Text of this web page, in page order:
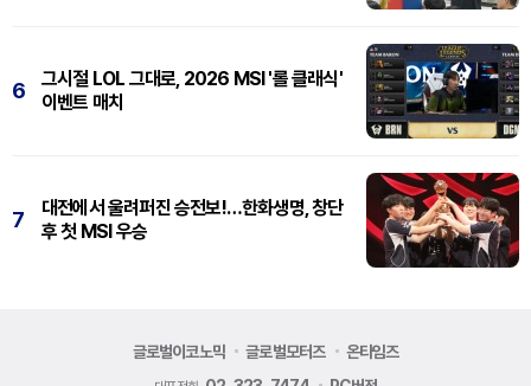
6
그시절 LOL 그대로, 2026 MSI '롤 클래식'
이벤트 매치
7
대전에서 울려퍼진 승전보!…한화생명, 창단
후 첫 MSI 우승
글로벌이코노믹 글로벌모터즈 온타임즈